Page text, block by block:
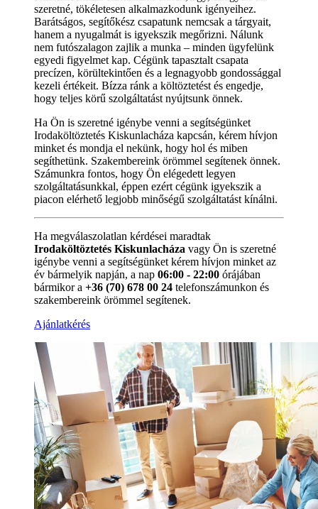
szeretné, tökéletesen alkalmazkodunk igényeihez.
Barátságos, segítőkész csapatunk nemcsak a tárgyait,
hanem a nyugalmát is igyekszik megőrizni. Nálunk
nem futószalagon zajlik a munka – minden ügyfelünk
egyedi figyelmet kap. Cégünk tapasztalt csapata
precízen, körültekintően és a legnagyobb gondossággal
kezeli értékeit. Bízza ránk a költöztetést és engedje,
hogy teljes körű szolgáltatást nyújtsunk önnek.
Ha Ön is szeretné igénybe venni a segítségünket
Irodaköltöztetés Kiskunlacháza kapcsán, kérem hívjon
minket és mondja el nekünk, hogy hol és miben
segíthetünk. Szakembereink örömmel segítenek önnek.
Számunkra fontos, hogy Ön elégedett legyen
szolgáltatásunkkal, éppen ezért cégünk igyekszik a
piacon elérhető legjobb minőségű szolgáltatást kínálni.
Ha megválaszolatlan kérdései maradtak
Irodaköltöztetés Kiskunlacháza vagy Ön is szeretné
igénybe venni a segítségünket kérem hívjon minket az
év bármelyik napján, a nap 06:00 - 22:00 órájában
bármikor a +36 (70) 678 00 24 telefonszámunkon és
szakembereink örömmel segítenek.
Ajánlatkérés